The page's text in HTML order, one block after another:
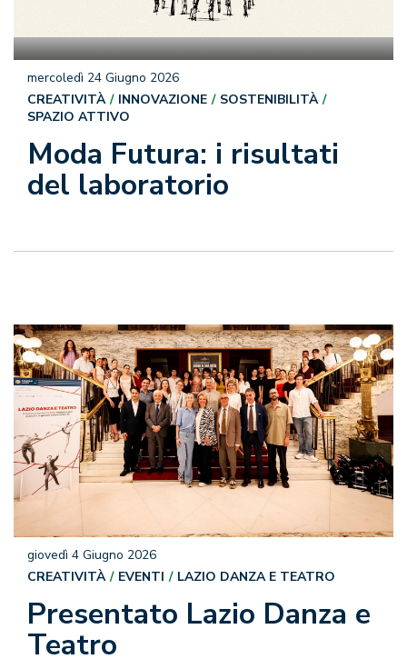
Moda Futura: i risultati
del laboratorio
mercoledì 24 Giugno 2026
CREATIVITÀ
INNOVAZIONE
SOSTENIBILITÀ
SPAZIO ATTIVO
Presentato Lazio Danza e
Teatro
giovedì 4 Giugno 2026
CREATIVITÀ
EVENTI LAZIO DANZA E TEATRO